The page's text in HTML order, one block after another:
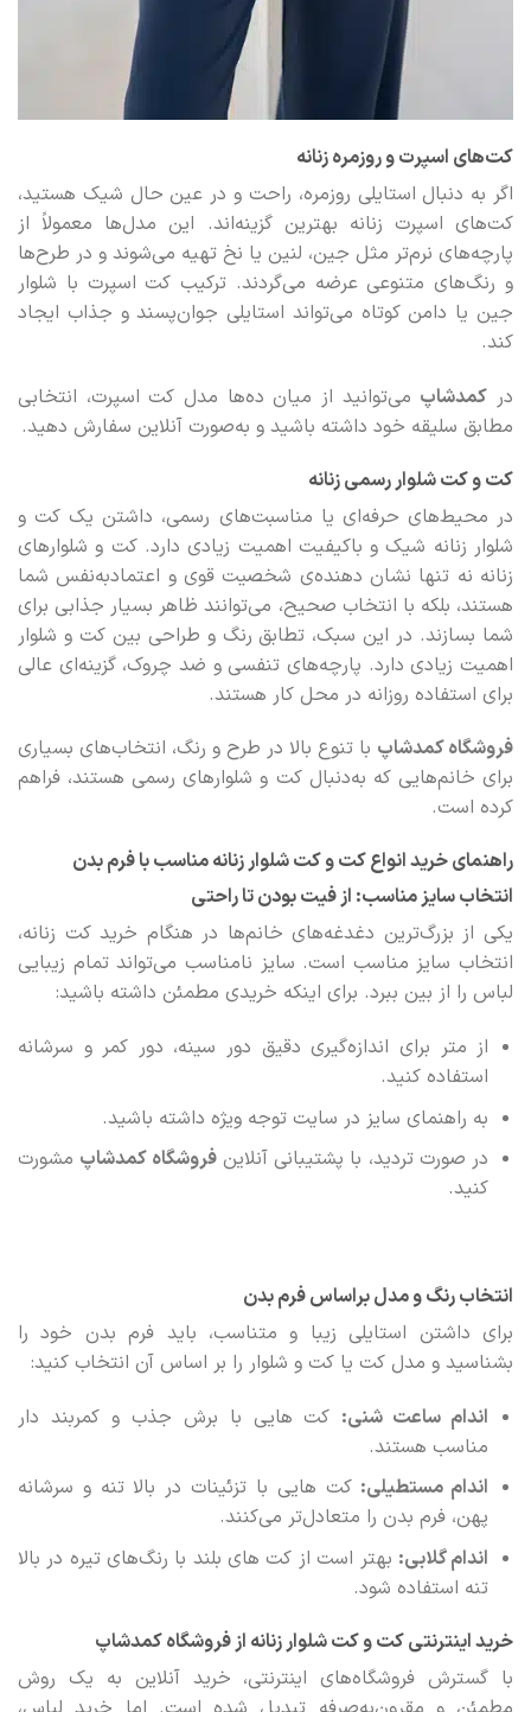
کت‌های اسپرت و روزمره زنانه
اگر به دنبال استایلی روزمره، راحت و در عین حال شیک هستید،
کت‌های اسپرت زنانه بهترین گزینه‌اند. این مدل‌ها معمولاً از
پارچه‌های نرم‌تر مثل جین، لنین یا نخ تهیه می‌شوند و در طرح‌ها
و رنگ‌های متنوعی عرضه می‌گردند. ترکیب کت اسپرت با شلوار
جین یا دامن کوتاه می‌تواند استایلی جوان‌پسند و جذاب ایجاد
کند.
در کمدشاپمی‌توانید از میان ده‌ها مدل کت اسپرت، انتخابی
مطابق سلیقه خود داشته باشید و به‌صورت آنلاین سفارش دهید.
کت و کت شلوار رسمی زنانه
در محیط‌های حرفه‌ای یا مناسبت‌های رسمی، داشتن یک کت‌ و
شلوار زنانه شیک و باکیفیت اهمیت زیادی دارد. کت‌ و شلوارهای
زنانه نه تنها نشان‌ دهنده‌ی شخصیت قوی و اعتمادبه‌نفس شما
هستند، بلکه با انتخاب صحیح، می‌توانند ظاهر بسیار جذابی برای
شما بسازند. در این سبک، تطابق رنگ و طراحی بین کت و شلوار
اهمیت زیادی دارد. پارچه‌های تنفسی و ضد چروک، گزینه‌ای عالی
برای استفاده روزانه در محل کار هستند.
فروشگاه کمدشاپبا تنوع بالا در طرح و رنگ، انتخاب‌های بسیاری
برای خانم‌هایی که به‌دنبال کت‌ و شلوارهای رسمی هستند، فراهم
کرده است.
راهنمای خرید انواع کت و کت‌ شلوار زنانه مناسب با فرم بدن
انتخاب سایز مناسب: از فیت بودن تا راحتی
یکی از بزرگ‌ترین دغدغه‌های خانم‌ها در هنگام خرید کت زنانه،
انتخاب سایز مناسب است. سایز نامناسب می‌تواند تمام زیبایی
لباس را از بین ببرد. برای اینکه خریدی مطمئن داشته باشید:
از متر برای اندازه‌گیری دقیق دور سینه، دور کمر و سرشانه
استفاده کنید.
به راهنمای سایز در سایت توجه ویژه داشته باشید.
در صورت تردید، با پشتیبانی آنلاین فروشگاه کمدشاپمشورت
کنید.
انتخاب رنگ و مدل براساس فرم بدن
برای داشتن استایلی زیبا و متناسب، باید فرم بدن خود را
بشناسید و مدل کت یا کت‌ و شلوار را بر اساس آن انتخاب کنید:
اندام ساعت‌ شنی:کت‌ هایی با برش جذب و کمربند دار
مناسب هستند.
اندام مستطیلی:کت‌ هایی با تزئینات در بالا تنه و سرشانه
پهن، فرم بدن را متعادل‌تر می‌کنند.
اندام گلابی:بهتر است از کت‌ های بلند با رنگ‌های تیره در بالا
تنه استفاده شود.
خرید اینترنتی کت و کت شلوار زنانه از فروشگاه کمدشاپ
با گسترش فروشگاه‌های اینترنتی، خرید آنلاین به یک روش